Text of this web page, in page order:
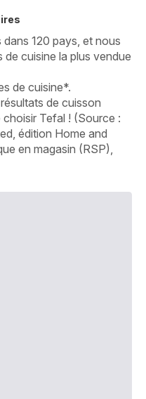
120 pays, et nous
cuisine la plus vendue
de cuisine*.
de cuisson
Tefal ! (Source :
édition Home and
en magasin (RSP),